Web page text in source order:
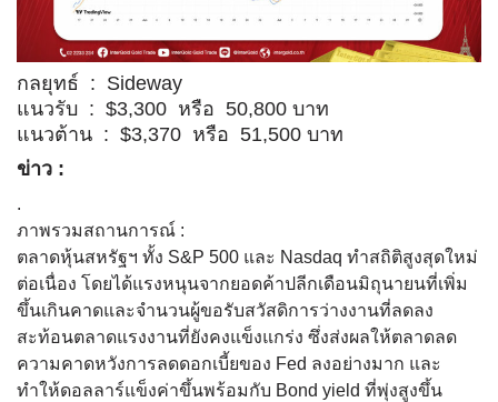
กลยุทธ์ : Sideway
แนวรับ : $3,300 หรือ 50,800 บาท
แนวต้าน : $3,370 หรือ 51,500 บาท
ข่าว :
.
ภาพรวมสถานการณ์ :
ตลาดหุ้นสหรัฐฯ ทั้ง S&P 500 และ Nasdaq ทำสถิติสูงสุดใหม่
ต่อเนื่อง โดยได้แรงหนุนจากยอดค้าปลีกเดือนมิถุนายนที่เพิ่ม
ขึ้นเกินคาดและจำนวนผู้ขอรับสวัสดิการว่างงานที่ลดลง
สะท้อนตลาดแรงงานที่ยังคงแข็งแกร่ง ซึ่งส่งผลให้ตลาดลด
ความคาดหวังการลดดอกเบี้ยของ Fed ลงอย่างมาก และ
ทำให้ดอลลาร์แข็งค่าขึ้นพร้อมกับ Bond yield ที่พุ่งสูงขึ้น